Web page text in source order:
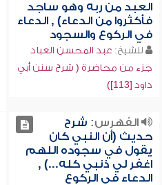
العبد من ربه وهو ساجد
فأكثروا من الدعاء) , الدعاء
في الركوع والسجود
للشيخ: عبد المحسن العباد
جزء من محاضرة ( شرح سنن أبي
داود [113])
الفهرس: شرح
حديث (أن النبي كان
يقول في سجوده اللهم
اغفر لي ذنبي كله...) ,
الدعاء في الركوع